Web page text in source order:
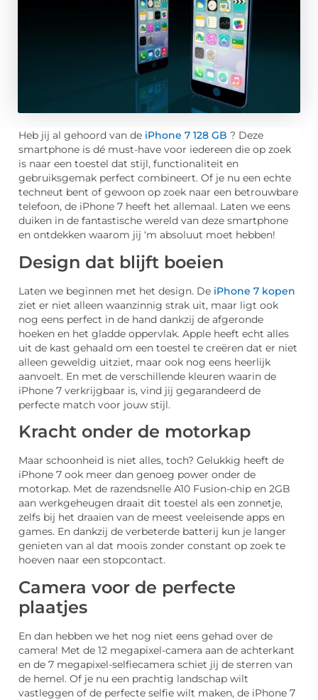
Heb jij al gehoord van de iPhone 7 128 GB ? Deze
smartphone is dé must-have voor iedereen die op zoek
is naar een toestel dat stijl, functionaliteit en
gebruiksgemak perfect combineert. Of je nu een echte
techneut bent of gewoon op zoek naar een betrouwbare
telefoon, de iPhone 7 heeft het allemaal. Laten we eens
duiken in de fantastische wereld van deze smartphone
en ontdekken waarom jij ‘m absoluut moet hebben!
Design dat blijft boeien
Laten we beginnen met het design. De iPhone 7 kopen
ziet er niet alleen waanzinnig strak uit, maar ligt ook
nog eens perfect in de hand dankzij de afgeronde
hoeken en het gladde oppervlak. Apple heeft echt alles
uit de kast gehaald om een toestel te creëren dat er niet
alleen geweldig uitziet, maar ook nog eens heerlijk
aanvoelt. En met de verschillende kleuren waarin de
iPhone 7 verkrijgbaar is, vind jij gegarandeerd de
perfecte match voor jouw stijl.
Kracht onder de motorkap
Maar schoonheid is niet alles, toch? Gelukkig heeft de
iPhone 7 ook meer dan genoeg power onder de
motorkap. Met de razendsnelle A10 Fusion-chip en 2GB
aan werkgeheugen draait dit toestel als een zonnetje,
zelfs bij het draaien van de meest veeleisende apps en
games. En dankzij de verbeterde batterij kun je langer
genieten van al dat moois zonder constant op zoek te
hoeven naar een stopcontact.
Camera voor de perfecte
plaatjes
En dan hebben we het nog niet eens gehad over de
camera! Met de 12 megapixel-camera aan de achterkant
en de 7 megapixel-selfiecamera schiet jij de sterren van
de hemel. Of je nu een prachtig landschap wilt
vastleggen of de perfecte selfie wilt maken, de iPhone 7